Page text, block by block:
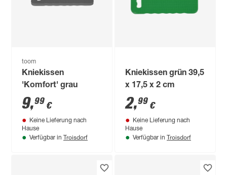
toom
Kniekissen
'Komfort' grau
9,99 €
Keine Lieferung nach
Hause
Verfügbar in Troisdorf
Kniekissen grün 39,5
x 17,5 x 2 cm
2,99 €
Keine Lieferung nach
Hause
Verfügbar in Troisdorf